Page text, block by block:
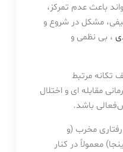
باعث عدم تمرکز،
مشکل در شروع و
، بی نظمی و
تکانه مرتبط
مقابله ای و اختلال
باشد.
مخرب (و
معمولاً در کنار